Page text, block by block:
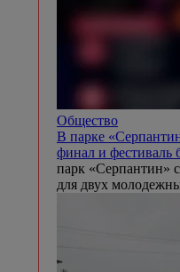
Общество
В парке
финал и фестиваль
парк «Серпантин»
для двух